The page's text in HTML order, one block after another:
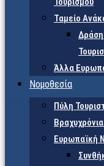
Ταμείο
Άλλα
Νομοθεσία
Πύλη
Ευρωπαϊκή